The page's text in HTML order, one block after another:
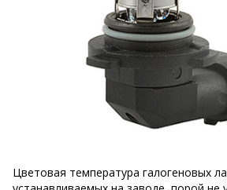
Цветовая температура галогеновых